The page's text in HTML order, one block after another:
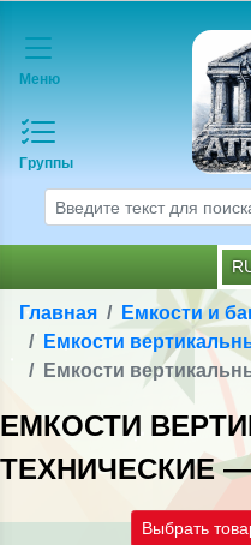
Меню
Группы
Главная
Емкости и
Емкости
Емкости
ЕМКОСТИ
ТЕХНИЧЕСКИЕ —
Выбрать